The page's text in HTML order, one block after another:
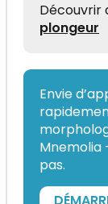
Découvrir
plongeur
Envie
Mnemolia
pas.